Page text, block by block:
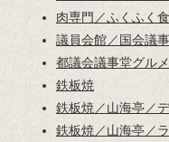
肉専門／ふくふく
議員会館／国会議
都議会議事堂グルメ
鉄板焼
鉄板焼／山海亭／
鉄板焼／山海亭／